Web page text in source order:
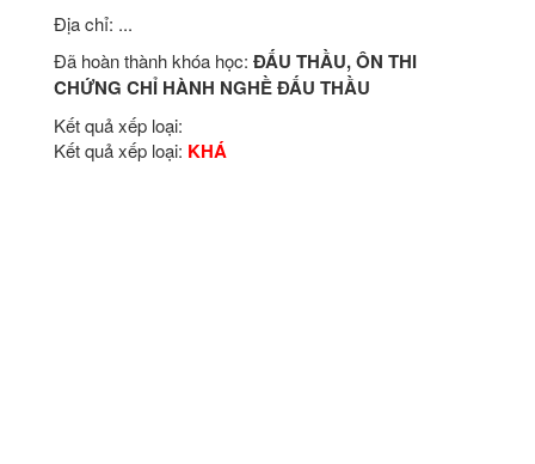
Địa chỉ: ...
Đã hoàn thành khóa học: ĐẤU THẦU, ÔN THI
CHỨNG CHỈ HÀNH NGHỀ ĐẤU THẦU
Kết quả xếp loại:
Kết quả xếp loại: KHÁ